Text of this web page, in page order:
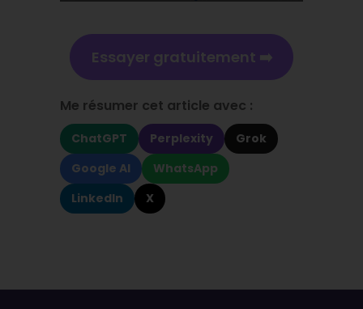
Essayer gratuitement ➡️
Me résumer cet article avec :
ChatGPT Perplexity
Grok
Google AI
WhatsApp
LinkedIn
X